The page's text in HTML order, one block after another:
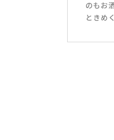
のもお
ときめ